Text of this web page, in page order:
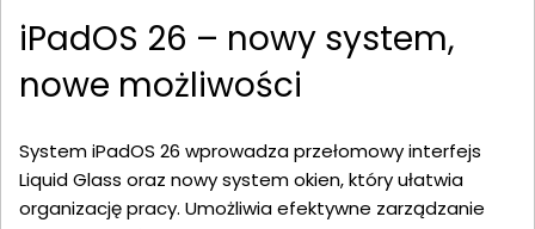
iPadOS 26 – nowy system,
nowe możliwości
System iPadOS 26 wprowadza przełomowy interfejs
Liquid Glass oraz nowy system okien, który ułatwia
organizację pracy. Umożliwia efektywne zarządzanie